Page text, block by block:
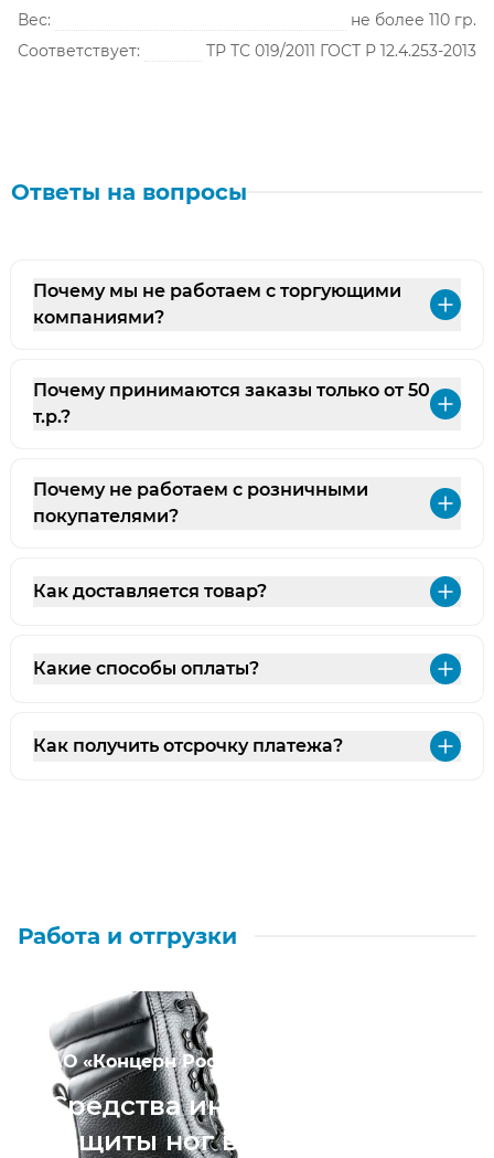
Вес:
не более 110 гр.
Соответствует:
ТР ТС 019/2011 ГОСТ Р 12.4.253-2013
Ответы на вопросы
Почему мы не работаем с торгующими
компаниями?
Почему принимаются заказы только от 50
т.р.?
Почему не работаем с розничными
покупателями?
Как доставляется товар?
Какие способы оплаты?
Как получить отсрочку платежа?
Работа и отгрузки
АО «Концерн Росэнергоатом»
Средства индивидуальной
защиты ног в с. Бор